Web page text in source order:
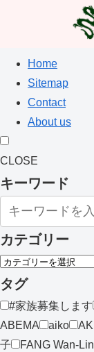
Home
Sitemap
Contact
About us
CLOSE
キーワード
カテゴリー
タグ
#家族募集します
ABEMA
aiko
子
FANG Wan-